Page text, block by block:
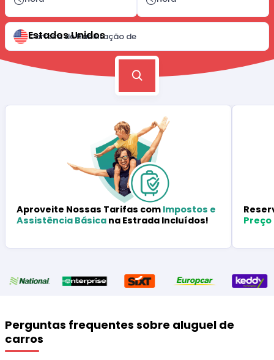
Carteira de Habilitação de
Estados Unidos
Aproveite Nossas Tarifas com Impostos e
Assistência Básica na Estrada Incluídos!
Preço
Perguntas frequentes sobre aluguel de
carros